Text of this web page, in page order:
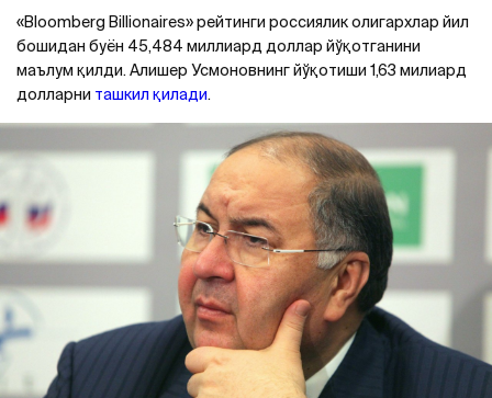
«Bloomberg Billionaires» рейтинги россиялик олигархлар йил
бошидан буён 45,484 миллиард доллар йўқотганини
маълум қилди. Алишер Усмоновнинг йўқотиши 1,63 милиард
долларни ташкил қилади.